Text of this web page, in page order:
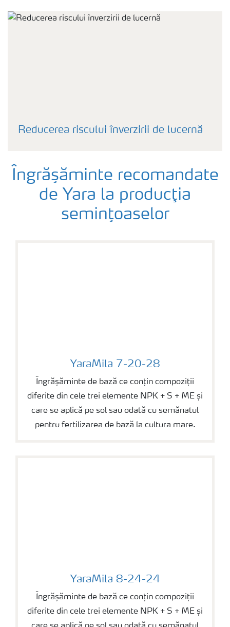
Reducerea riscului înverzirii de lucernă
Îngrăşăminte recomandate
de Yara la producţia
seminţoaselor
YaraMila 7-20-28
Îngrășăminte de bază ce conțin compoziții
diferite din cele trei elemente NPK + S + ME și
care se aplică pe sol sau odată cu semănatul
pentru fertilizarea de bază la cultura mare.
YaraMila 8-24-24
Îngrășăminte de bază ce conțin compoziții
diferite din cele trei elemente NPK + S + ME și